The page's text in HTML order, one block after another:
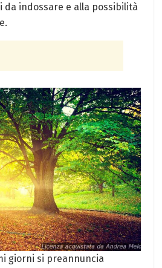
da indossare e alla possibilità
giorni si preannuncia